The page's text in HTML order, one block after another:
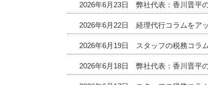
2026年6月23日 弊社代表：香川晋平
2026年6月22日 経理代行コラムをアッ
2026年6月19日 スタッフの税務コラ
2026年6月18日 弊社代表：香川晋平